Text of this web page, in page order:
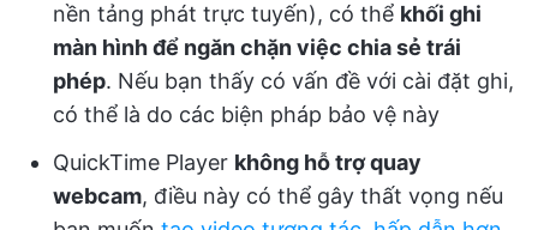
nền tảng phát trực tuyến), có thể khối ghi
màn hình để ngăn chặn việc chia sẻ trái
phép. Nếu bạn thấy có vấn đề với cài đặt ghi,
có thể là do các biện pháp bảo vệ này
QuickTime Player không hỗ trợ quay
webcam, điều này có thể gây thất vọng nếu